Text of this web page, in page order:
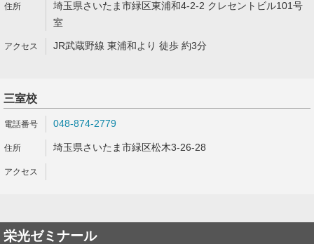
埼玉県さいたま市緑区東浦和4-2-2 クレセントビル101号
室
JR武蔵野線 東浦和より 徒歩 約3分
三室校
048-874-2779
埼玉県さいたま市緑区松木3-26-28
栄光ゼミナール